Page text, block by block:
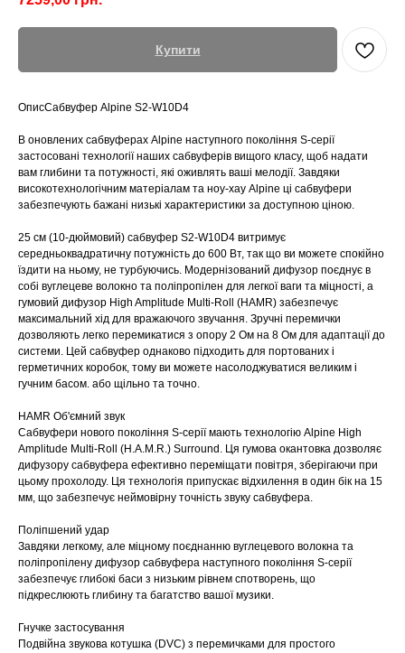
Купити
ОписСабвуфер Alpine S2-W10D4
В оновлених сабвуферах Alpine наступного покоління S-серії
застосовані технології наших сабвуферів вищого класу, щоб надати
вам глибини та потужності, які оживлять ваші мелодії. Завдяки
високотехнологічним матеріалам та ноу-хау Alpine ці сабвуфери
забезпечують бажані низькі характеристики за доступною ціною.
25 см (10-дюймовий) сабвуфер S2-W10D4 витримує
середньоквадратичну потужність до 600 Вт, так що ви можете спокійно
їздити на ньому, не турбуючись. Модернізований дифузор поєднує в
собі вуглецеве волокно та поліпропілен для легкої ваги та міцності, а
гумовий дифузор High Amplitude Multi-Roll (HAMR) забезпечує
максимальний хід для вражаючого звучання. Зручні перемички
дозволяють легко перемикатися з опору 2 Ом на 8 Ом для адаптації до
системи. Цей сабвуфер однаково підходить для портованих і
герметичних коробок, тому ви можете насолоджуватися великим і
гучним басом. або щільно та точно.
HAMR Об'ємний звук
Сабвуфери нового покоління S-серії мають технологію Alpine High
Amplitude Multi-Roll (H.A.M.R.) Surround. Ця гумова окантовка дозволяє
дифузору сабвуфера ефективно переміщати повітря, зберігаючи при
цьому прохолоду. Ця технологія припускає відхилення в один бік на 15
мм, що забезпечує неймовірну точність звуку сабвуфера.
Поліпшений удар
Завдяки легкому, але міцному поєднанню вуглецевого волокна та
поліпропілену дифузор сабвуфера наступного покоління S-серії
забезпечує глибокі баси з низьким рівнем спотворень, що
підкреслюють глибину та багатство вашої музики.
Гнучке застосування
Подвійна звукова котушка (DVC) з перемичками для простого